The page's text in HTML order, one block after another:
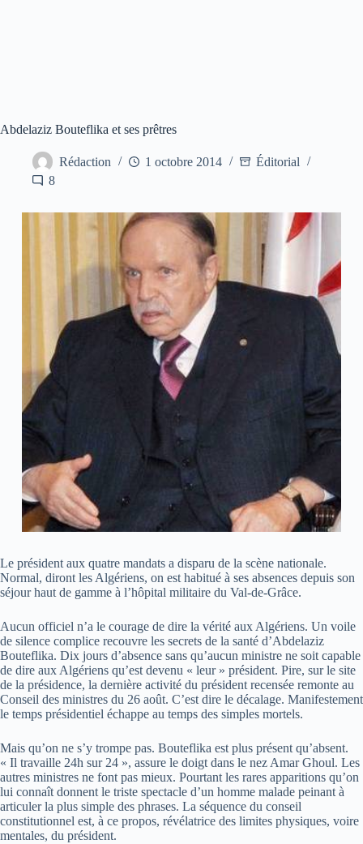
Abdelaziz Bouteflika et ses prêtres
Rédaction 1 octobre 2014
Éditorial
8
Le président aux quatre mandats a disparu de la scène nationale.
Normal, diront les Algériens, on est habitué à ses absences depuis son
séjour haut de gamme à l’hôpital militaire du Val-de-Grâce.
Aucun officiel n’a le courage de dire la vérité aux Algériens. Un voile
de silence complice recouvre les secrets de la santé d’Abdelaziz
Bouteflika. Dix jours d’absence sans qu’aucun ministre ne soit capable
de dire aux Algériens qu’est devenu « leur » président. Pire, sur le site
de la présidence, la dernière activité du président recensée remonte au
Conseil des ministres du 26 août. C’est dire le décalage. Manifestement
le temps présidentiel échappe au temps des simples mortels.
Mais qu’on ne s’y trompe pas. Bouteflika est plus présent qu’absent.
« Il travaille 24h sur 24 », assure le doigt dans le nez Amar Ghoul. Les
autres ministres ne font pas mieux. Pourtant les rares apparitions qu’on
lui connaît donnent le triste spectacle d’un homme malade peinant à
articuler la plus simple des phrases. La séquence du conseil
constitutionnel est, à ce propos, révélatrice des limites physiques, voire
mentales, du président.